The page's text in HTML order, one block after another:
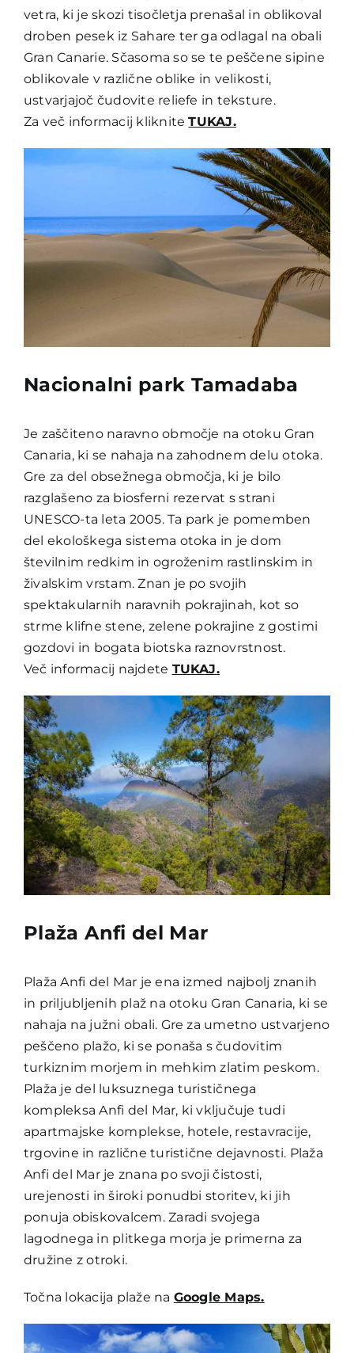
vetra, ki je skozi tisočletja prenašal in oblikoval
droben pesek iz Sahare ter ga odlagal na obali
Gran Canarie. Sčasoma so se te peščene sipine
oblikovale v različne oblike in velikosti,
ustvarjajoč čudovite reliefe in teksture.
Za več informacij klikniteTUKAJ.
Nacionalni park Tamadaba
Je zaščiteno naravno območje na otoku Gran
Canaria, ki se nahaja na zahodnem delu otoka.
Gre za del obsežnega območja, ki je bilo
razglašeno za biosferni rezervat s strani
UNESCO-ta leta 2005. Ta park je pomemben
del ekološkega sistema otoka in je dom
številnim redkim in ogroženim rastlinskim in
živalskim vrstam. Znan je po svojih
spektakularnih naravnih pokrajinah, kot so
strme klifne stene, zelene pokrajine z gostimi
gozdovi in bogata biotska raznovrstnost.
Več informacij najdete TUKAJ.
Plaža Anfi del Mar
Plaža Anfi del Mar je ena izmed najbolj znanih
in priljubljenih plaž na otoku Gran Canaria, ki se
nahaja na južni obali. Gre za umetno ustvarjeno
peščeno plažo, ki se ponaša s čudovitim
turkiznim morjem in mehkim zlatim peskom.
Plaža je del luksuznega turističnega
kompleksa Anfi del Mar, ki vključuje tudi
apartmajske komplekse, hotele, restavracije,
trgovine in različne turistične dejavnosti. Plaža
Anfi del Mar je znana po svoji čistosti,
urejenosti in široki ponudbi storitev, ki jih
ponuja obiskovalcem. Zaradi svojega
lagodnega in plitkega morja je primerna za
družine z otroki.
Točna lokacija plaže na Google Maps.